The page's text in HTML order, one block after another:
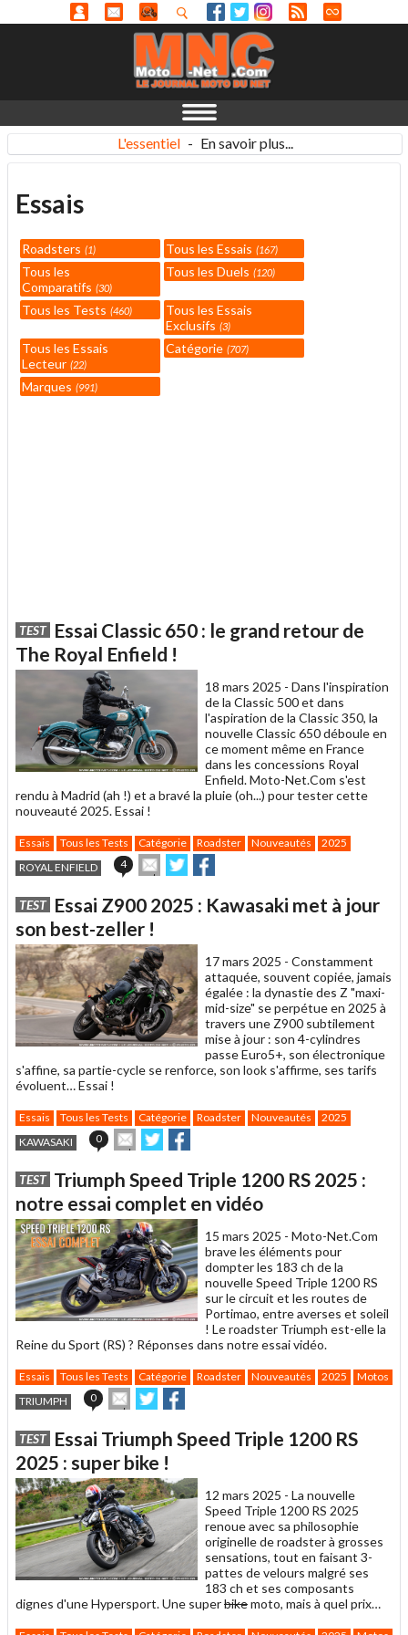
L'essentiel - En savoir plus...
Essais
Roadsters 1 Tous les Essais 167
Tous les
Comparatifs
30
Tous les Duels 120
Tous les Tests 460
Tous les Essais
Exclusifs
3
Tous les Essais
Lecteur 22
Catégorie 707
Marques 991
TEST Essai Classic 650 : le grand retour de
The Royal Enfield !
18 mars 2025 - Dans l'inspiration
de la Classic 500 et dans
l'aspiration de la Classic 350, la
nouvelle Classic 650 déboule en
ce moment même en France
dans les concessions Royal
Enfield. Moto-Net.Com s'est
rendu à Madrid (ah !) et a bravé la pluie (oh...) pour tester cette
nouveauté 2025. Essai !
Essais Tous les Tests Catégorie Roadster Nouveautés
2025
ROYAL ENFIELD
4
Envoyer
cet
à
un
ami
Partager
sur sur
TEST Essai Z900 2025 : Kawasaki met à jour
son best-zeller !
17 mars 2025 - Constamment
attaquée, souvent copiée, jamais
égalée : la dynastie des Z "maxi-
mid-size" se perpétue en 2025 à
travers une Z900 subtilement
mise à jour : son 4-cylindres
passe Euro5+, son électronique
s'affine, sa partie-cycle se renforce, son look s'affirme, ses tarifs
évoluent… Essai !
Essais Tous les Tests Catégorie Roadster Nouveautés
2025
KAWASAKI
0
Envoyer
cet
à
un
ami
Partager
sur sur
TEST Triumph Speed Triple 1200 RS 2025 :
notre essai complet en vidéo
15 mars 2025 - Moto-Net.Com
brave les éléments pour
dompter les 183 ch de la
nouvelle Speed Triple 1200 RS
sur le circuit et les routes de
Portimao, entre averses et soleil
! Le roadster Triumph est-elle la
Reine du Sport (RS) ? Réponses dans notre essai vidéo.
Essais Tous les Tests Catégorie Roadster Nouveautés 2025 Motos
TRIUMPH
0
Envoyer
cet
un
ami
Partager
sur sur
TEST Essai Triumph Speed Triple 1200 RS
2025 : super bike !
12 mars 2025 - La nouvelle
Speed Triple 1200 RS 2025
renoue avec sa philosophie
originelle de roadster à grosses
sensations, tout en faisant 3-
pattes de velours malgré ses
183 ch et ses composants
dignes d'une Hypersport. Une superbikemoto, mais à quel prix…